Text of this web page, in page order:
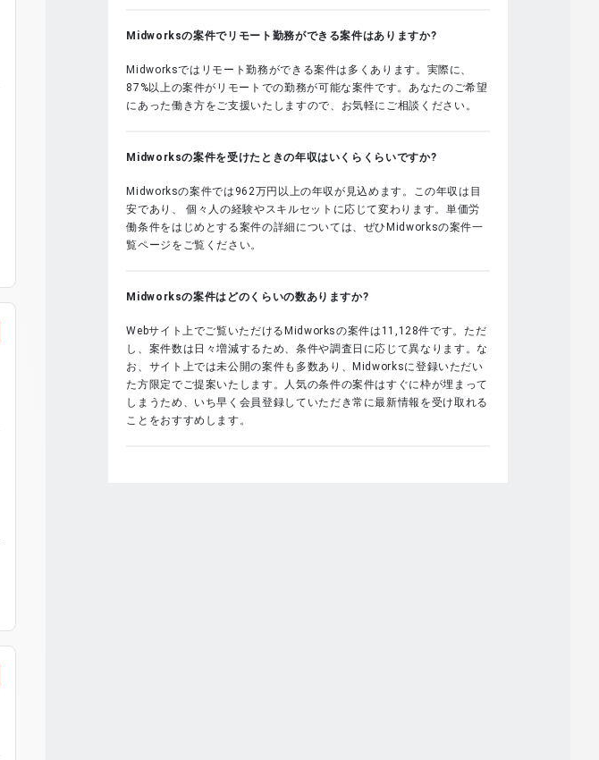
Midworksの案件でリモート勤務ができる案件はありますか?
Midworksではリモート勤務ができる案件は多くあります。実際に、
87%以上の案件がリモートでの勤務が可能な案件です。あなたのご希望
にあった働き方をご支援いたしますので、お気軽にご相談ください。
Midworksの案件を受けたときの年収はいくらくらいですか?
Midworksの案件では962万円以上の年収が見込めます。この年収は目
安であり、 個々人の経験やスキルセットに応じて変わります。単価労
働条件をはじめとする案件の詳細については、ぜひMidworksの案件一
覧ページをご覧ください。
Midworksの案件はどのくらいの数ありますか?
Webサイト上でご覧いただけるMidworksの案件は11,128件です。ただ
し、案件数は日々増減するため、条件や調査日に応じて異なります。な
お、サイト上では未公開の案件も多数あり、Midworksに登録いただい
た方限定でご提案いたします。人気の条件の案件はすぐに枠が埋まって
しまうため、いち早く会員登録していただき常に最新情報を受け取れる
ことをおすすめします。